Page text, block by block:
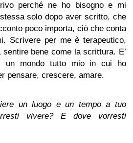
perché ne ho bisogno e mi
solo dopo aver scritto, che
poco importa, ciò che conta
Scrivere per me è terapeutico,
sentire bene come la scrittura. E’
un mondo tutto mio in cui ho
pensare, crescere, amare.
un luogo e un tempo a tuo
vivere? E dove vorresti